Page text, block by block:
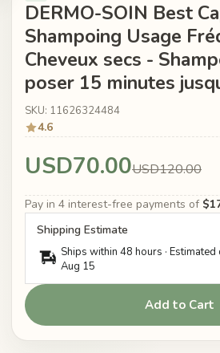
DERMO-SOIN Best
Shampoing Usage
Cheveux secs -
poser 15 minutes
SKU: 11626324484
4.6
USD70.00USD120.00
Pay in 4 interest-free payments of
Shipping Estimate
Ships within 48 hours ·
Aug 15
Add to Cart